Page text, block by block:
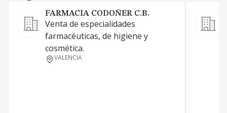
FARMACIA CODOÑER C.B.
Venta de especialidades
farmacéuticas, de higiene y
cosmética.
VALENCIA